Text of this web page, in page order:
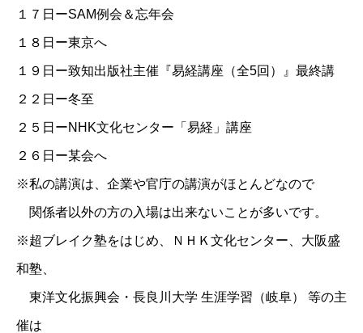
１７日ーSAM例会＆忘年会
１８日ー東京へ
１９日ー致知出版社主催『易経講座（全5回）』最終講
２２日ー冬至
２５日ーNHK文化センター「易経」講座
２６日ー某会へ
※私の講演は、企業や官庁の講演がほとんどなので
関係者以外の方の入場は出来ないことが多いです。
※超ブレイク塾をはじめ、ＮＨＫ文化センター、大阪盛
和塾、
東洋文化振興会・長良川大学 生涯学習（岐阜） 等の主
催は